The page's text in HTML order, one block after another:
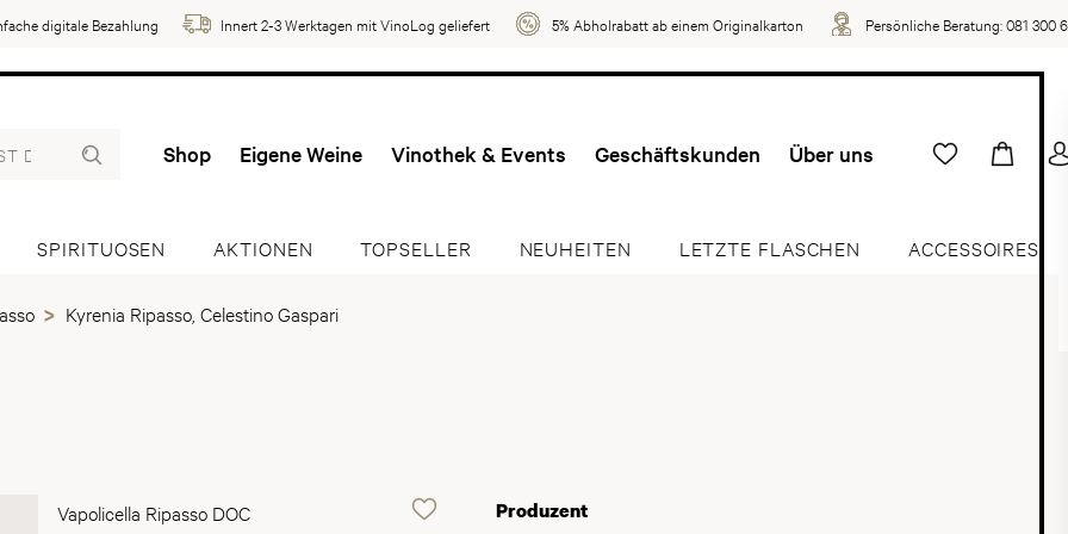
digitale Bezahlung Innert 2-3 Werktagen mit VinoLog geliefert 5% Abholrabatt ab einem Originalkarton Persönliche Beratung:081 300
Shop Eigene Weine Vinothek & Events Geschäftskunden Über uns
SPIRITUOSEN AKTIONEN TOPSELLER NEUHEITEN LETZTE FLASCHEN ACCESSOIRES
Kyrenia Ripasso, Celestino Gaspari
Vapolicella Ripasso DOC Produzent